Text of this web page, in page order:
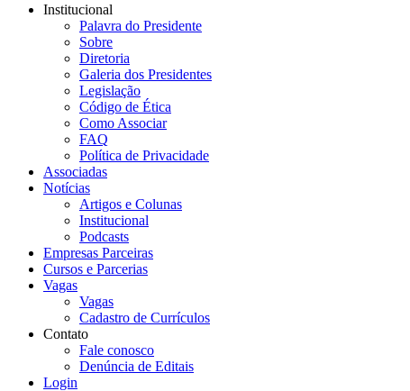
Institucional
Palavra do Presidente
Sobre
Diretoria
Galeria dos Presidentes
Legislação
Código de Ética
Como Associar
FAQ
Política de Privacidade
Associadas
Notícias
Artigos e Colunas
Institucional
Podcasts
Empresas Parceiras
Cursos e Parcerias
Vagas
Vagas
Cadastro de Currículos
Contato
Fale conosco
Denúncia de Editais
Login